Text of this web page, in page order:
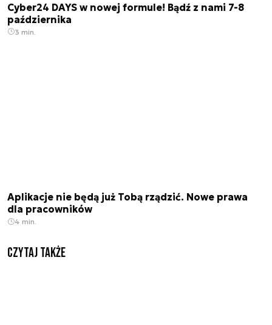
Cyber24 DAYS w nowej formule! Bądź z nami 7-8
października
3 min.
Aplikacje nie będą już Tobą rządzić. Nowe prawa
dla pracowników
4 min.
Czytaj także